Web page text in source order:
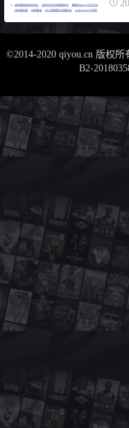
©2014-2020 qiyou.cn 版权
B2-